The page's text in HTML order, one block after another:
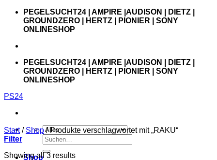
Zum
springen
PEGELSUCHT24 | AMPIRE |AUDISON | DIETZ |
GROUNDZERO | HERTZ | PIONIER | SONY
ONLINESHOP
PEGELSUCHT24 | AMPIRE |AUDISON | DIETZ |
GROUNDZERO | HERTZ | PIONIER | SONY
ONLINESHOP
PS24
Suchen
nach:
Shop
Start / Shop /Produkte verschlagwortet mit „RAKU“
Filter
Showing all 3 results